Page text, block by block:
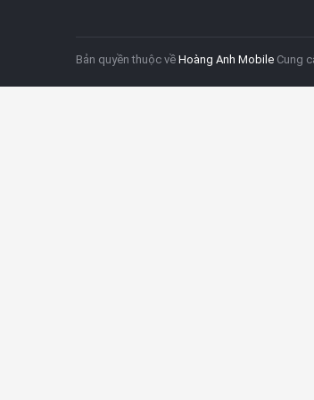
Bản quyền thuộc về Hoàng Anh Mobile Cung